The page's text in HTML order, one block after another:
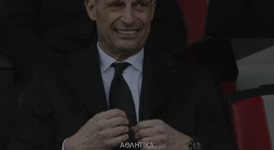
ΑΘΛΗΤΙΚΑ